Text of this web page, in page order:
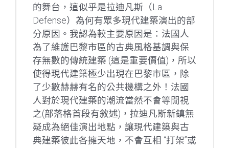
的舞台，這似乎是拉迪凡斯（La
Defense）為何有眾多現代建築演出的部
分原因。我認為較主要原因是：法國人
為了維護巴黎市區的古典風格基調與保
存無數的傳統建築 (這是重要價值)，所以
使得現代建築極少出現在巴黎市區，除
了少數赫赫有名的公共機構之外！法國
人對於現代建築的潮流當然不會等閒視
之(部落格首段有敘述)，拉迪凡斯新鎮無
疑成為絕佳演出地點，讓現代建築與古
典建築彼此各擁天地，不會互相 “打架”或